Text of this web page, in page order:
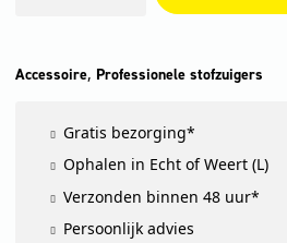
35,
Accessoire, Professionele stofzuigers
Gratis bezorging*
Ophalen in Echt of Weert (L)
Verzonden binnen 48 uur*
Persoonlijk advies